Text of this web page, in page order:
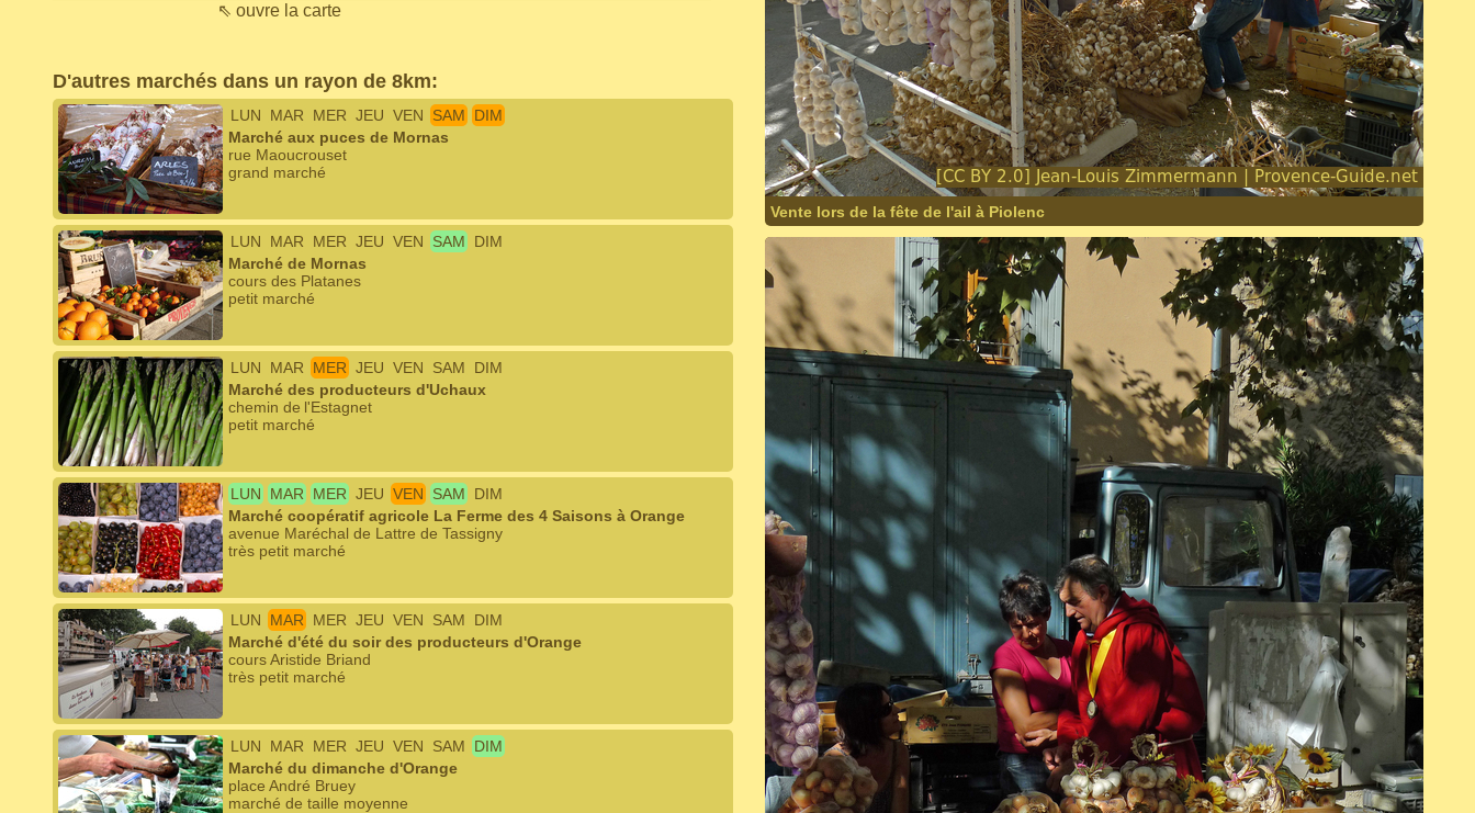
⇖ ouvre la carte
D'autres marchés dans un rayon de 8km:
LUN MAR MER JEU VEN SAM
DIM
Marché aux puces de Mornas
rue Maoucrouset
grand marché
LUN MAR MER JEU VEN SAM
DIM
Marché de Mornas
cours des Platanes
petit marché
LUN MAR MER JEU VEN SAM
DIM
Marché des producteurs d'Uchaux
chemin de l'Estagnet
petit marché
LUN MAR MER JEU VEN SAM
DIM
Marché coopératif agricole La Ferme des 4 Saisons à Orange
avenue Maréchal de Lattre de Tassigny
très petit marché
LUN MAR MER JEU VEN SAM
DIM
Marché d'été du soir des producteurs d'Orange
cours Aristide Briand
très petit marché
LUN MAR MER JEU VEN SAM
DIM
Marché du dimanche d'Orange
place André Bruey
marché de taille moyenne
Vente lors de la fête de l'ail à Piolenc